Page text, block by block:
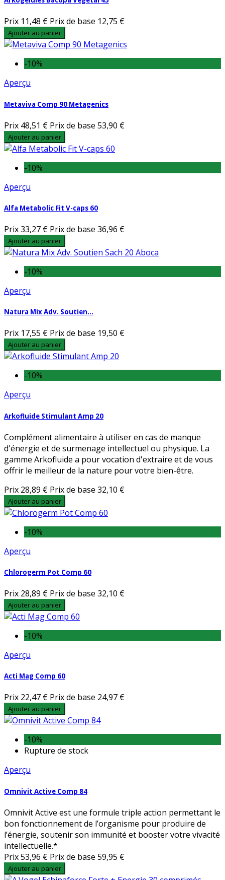
Prix 11,48 € Prix de base 12,75 €
Ajouter au panier
-10%
Aperçu
Metaviva Comp 90 Metagenics
Prix 48,51 € Prix de base 53,90 €
Ajouter au panier
-10%
Aperçu
Alfa Metabolic Fit V-caps 60
Prix33,27 € Prix de base 36,96 €
Ajouter au panier
-10%
Aperçu
Natura Mix Adv. Soutien...
Prix 17,55 € Prix de base 19,50 €
Ajouter au panier
-10%
Aperçu
Arkofluide Stimulant Amp 20
Complément alimentaire à utiliser en cas de manque
d'énergie et de surmenage intellectuel ou physique. La
gamme Arkofluide a pour vocation d'extraire et de vous
offrir le meilleur de la nature pour votre bien-être.
Prix 28,89 € Prix de base 32,10 €
Ajouter au panier
-10%
Aperçu
Chlorogerm Pot Comp 60
Prix 28,89 € Prix de base 32,10 €
Ajouter au panier
-10%
Aperçu
Acti Mag Comp 60
Prix 22,47 € Prix de base 24,97 €
Ajouter au panier
-10%
Rupture de stock
Aperçu
Omnivit Active Comp 84
Omnivit Active est une formule triple action permettant le
bon fonctionnement de l’organisme pour produire de
l’énergie, soutenir son immunité et booster votre vivacité
intellectuelle.*
Prix53,96 € Prix de base 59,95 €
Ajouter au panier